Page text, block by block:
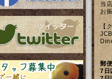
当
お
【
郵
7日